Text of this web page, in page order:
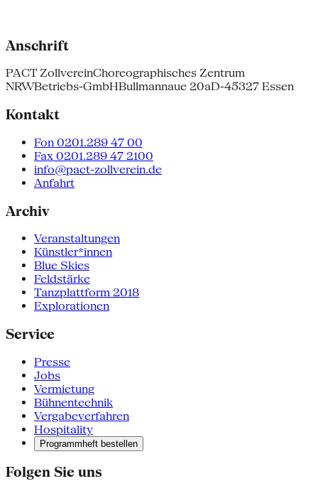
Anschrift
PACT ZollvereinChoreographisches Zentrum
NRWBetriebs-GmbHBullmannaue 20aD-45327 Essen
Kontakt
Fon 0201.289 47 00
Fax 0201.289 47 2100
info@pact-zollverein.de
Anfahrt
Archiv
Veranstaltungen
Künstler*innen
Blue Skies
Feldstärke
Tanzplattform 2018
Explorationen
Service
Presse
Jobs
Vermietung
Bühnentechnik
Vergabeverfahren
Hospitality
Programmheft bestellen
Folgen Sie uns